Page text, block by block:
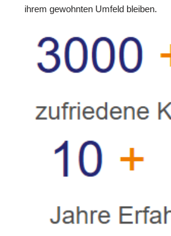
ihrem gewohnten Umfeld bleiben.